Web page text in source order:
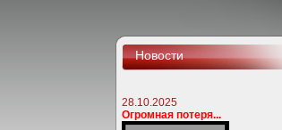
Новости
28.10.2025
Огромная потеря...